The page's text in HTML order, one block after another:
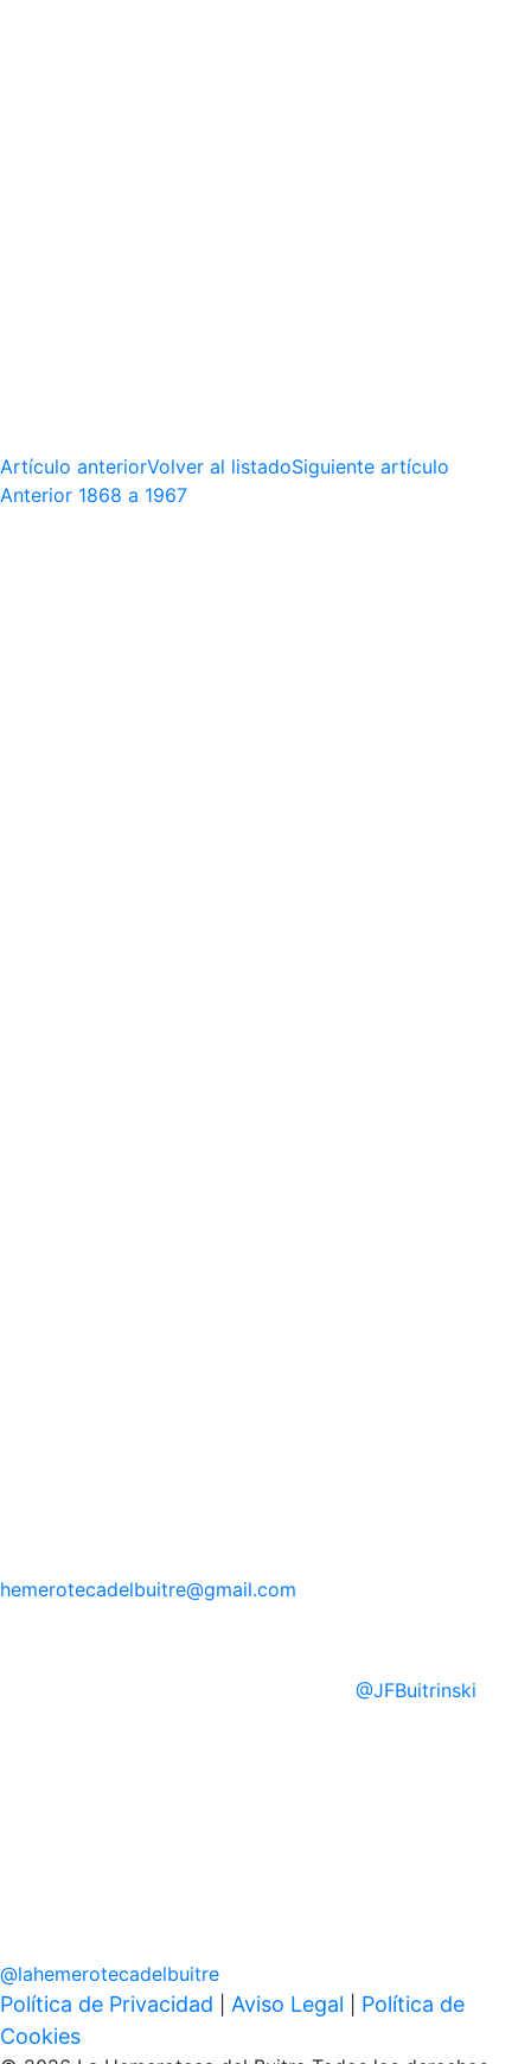
Artículo anteriorVolver al listadoSiguiente artículo
Anterior 1868 a 1967
hemerotecadelbuitre@gmail.com
@JFBuitrinski
@lahemerotecadelbuitre
Política de Privacidad Aviso Legal
Política de
Cookies